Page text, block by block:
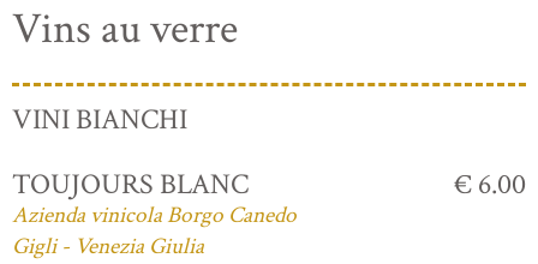
Vins au verre
VINI BIANCHI
TOUJOURS BLANC
Azienda vinicola Borgo Canedo
Gigli - Venezia Giulia
€ 6.00